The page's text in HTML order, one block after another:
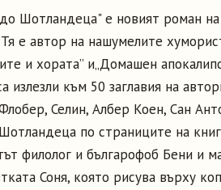
Шотландеца" е новият роман
е автор на нашумелите
и хората” и„Домашен
излезли към 50 заглавия на
Селин, Албер Коен, Сан
по страниците на
филолог и българофоб Бени и
Соня, която рисува върху